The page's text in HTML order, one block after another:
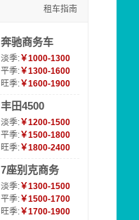
租车指南
奔驰商务车
淡季:￥1000-1300
平季:￥1300-1600
旺季:￥1600-1900
丰田4500
淡季:￥1200-1500
平季:￥1500-1800
旺季:￥1800-2400
7座别克商务
淡季:￥1300-1500
平季:￥1500-1700
旺季:￥1700-1900